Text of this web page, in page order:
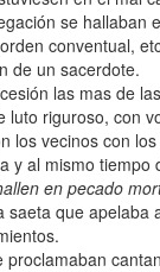
se hallaban
conventual,
de un sacerdote.
las mas de
luto riguroso, con
los vecinos con
y al mismo tiempo
en pecado
saeta que apelaba
proclamaban